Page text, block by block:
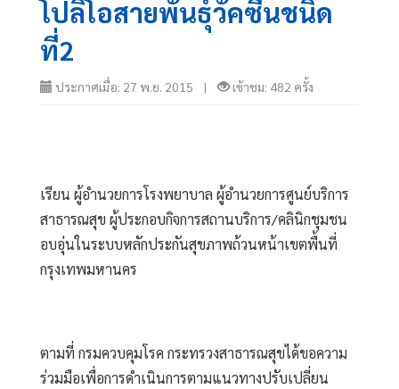
โปลิโอสายพันธุ์วัคซีนชนิด
ที่2
ประกาศเมื่อ: 27 พ.ย. 2015 | เข้าชม: 482 ครั้ง
เรียน ผู้อำนวยการโรงพยาบาล ผู้อำนวยการศูนย์บริการ
สาธารณสุข ผู้ประกอบกิจการสถานบริการ/คลินิกชุมชน
อบอุ่นในระบบหลักประกันสุขภาพถ้วนหน้าเขตพื้นที่
กรุงเทพมหานคร
ตามที่ กรมควบคุมโรค กระทรวงสาธารณสุขได้ขอความ
ร่วมมือเพื่อการดำเนินการตามแนวทางปรับเปลี่ยน